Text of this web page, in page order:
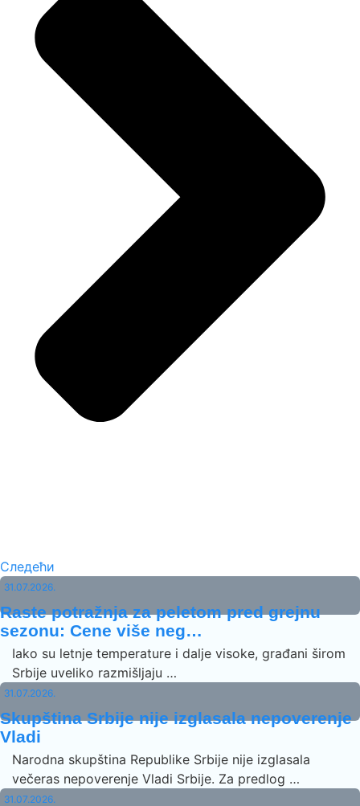
Следећи
31.07.2026.
Raste potražnja za peletom pred grejnu
sezonu: Cene više neg…
Iako su letnje temperature i dalje visoke, građani širom
Srbije uveliko razmišljaju …
31.07.2026.
Skupština Srbije nije izglasala nepoverenje
Vladi
Narodna skupština Republike Srbije nije izglasala
večeras nepoverenje Vladi Srbije. Za predlog …
31.07.2026.